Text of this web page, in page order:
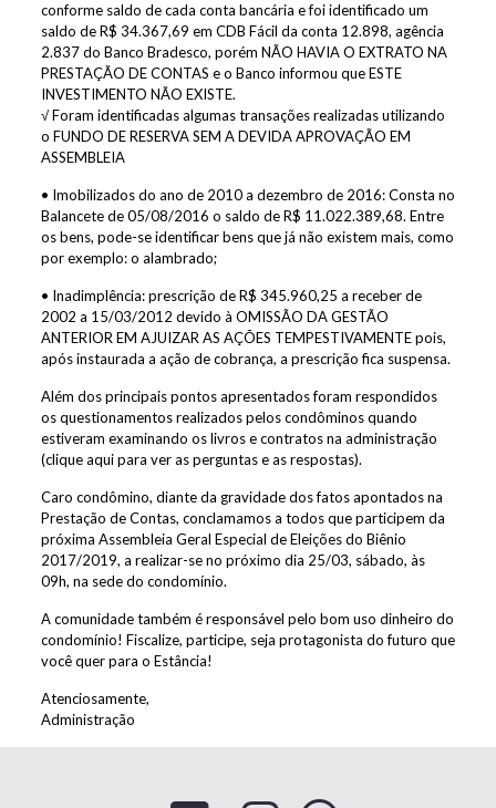
conforme saldo de cada conta bancária e foi identificado um
saldo de R$ 34.367,69 em CDB Fácil da conta 12.898, agência
2.837 do Banco Bradesco, porém NÃO HAVIA O EXTRATO NA
PRESTAÇÃO DE CONTAS e o Banco informou que ESTE
INVESTIMENTO NÃO EXISTE.
√ Foram identificadas algumas transações realizadas utilizando
o FUNDO DE RESERVA SEM A DEVIDA APROVAÇÃO EM
ASSEMBLEIA
• Imobilizados do ano de 2010 a dezembro de 2016: Consta no
Balancete de 05/08/2016 o saldo de R$ 11.022.389,68. Entre
os bens, pode-se identificar bens que já não existem mais, como
por exemplo: o alambrado;
• Inadimplência: prescrição de R$ 345.960,25 a receber de
2002 a 15/03/2012 devido à OMISSÃO DA GESTÃO
ANTERIOR EM AJUIZAR AS AÇÕES TEMPESTIVAMENTE pois,
após instaurada a ação de cobrança, a prescrição fica suspensa.
Além dos principais pontos apresentados foram respondidos
os questionamentos realizados pelos condôminos quando
estiveram examinando os livros e contratos na administração
(clique aqui para ver as perguntas e as respostas).
Caro condômino, diante da gravidade dos fatos apontados na
Prestação de Contas, conclamamos a todos que participem da
próxima Assembleia Geral Especial de Eleições do Biênio
2017/2019, a realizar-se no próximo dia 25/03, sábado, às
09h, na sede do condomínio.
A comunidade também é responsável pelo bom uso dinheiro do
condomínio! Fiscalize, participe, seja protagonista do futuro que
você quer para o Estância!
Atenciosamente,
Administração